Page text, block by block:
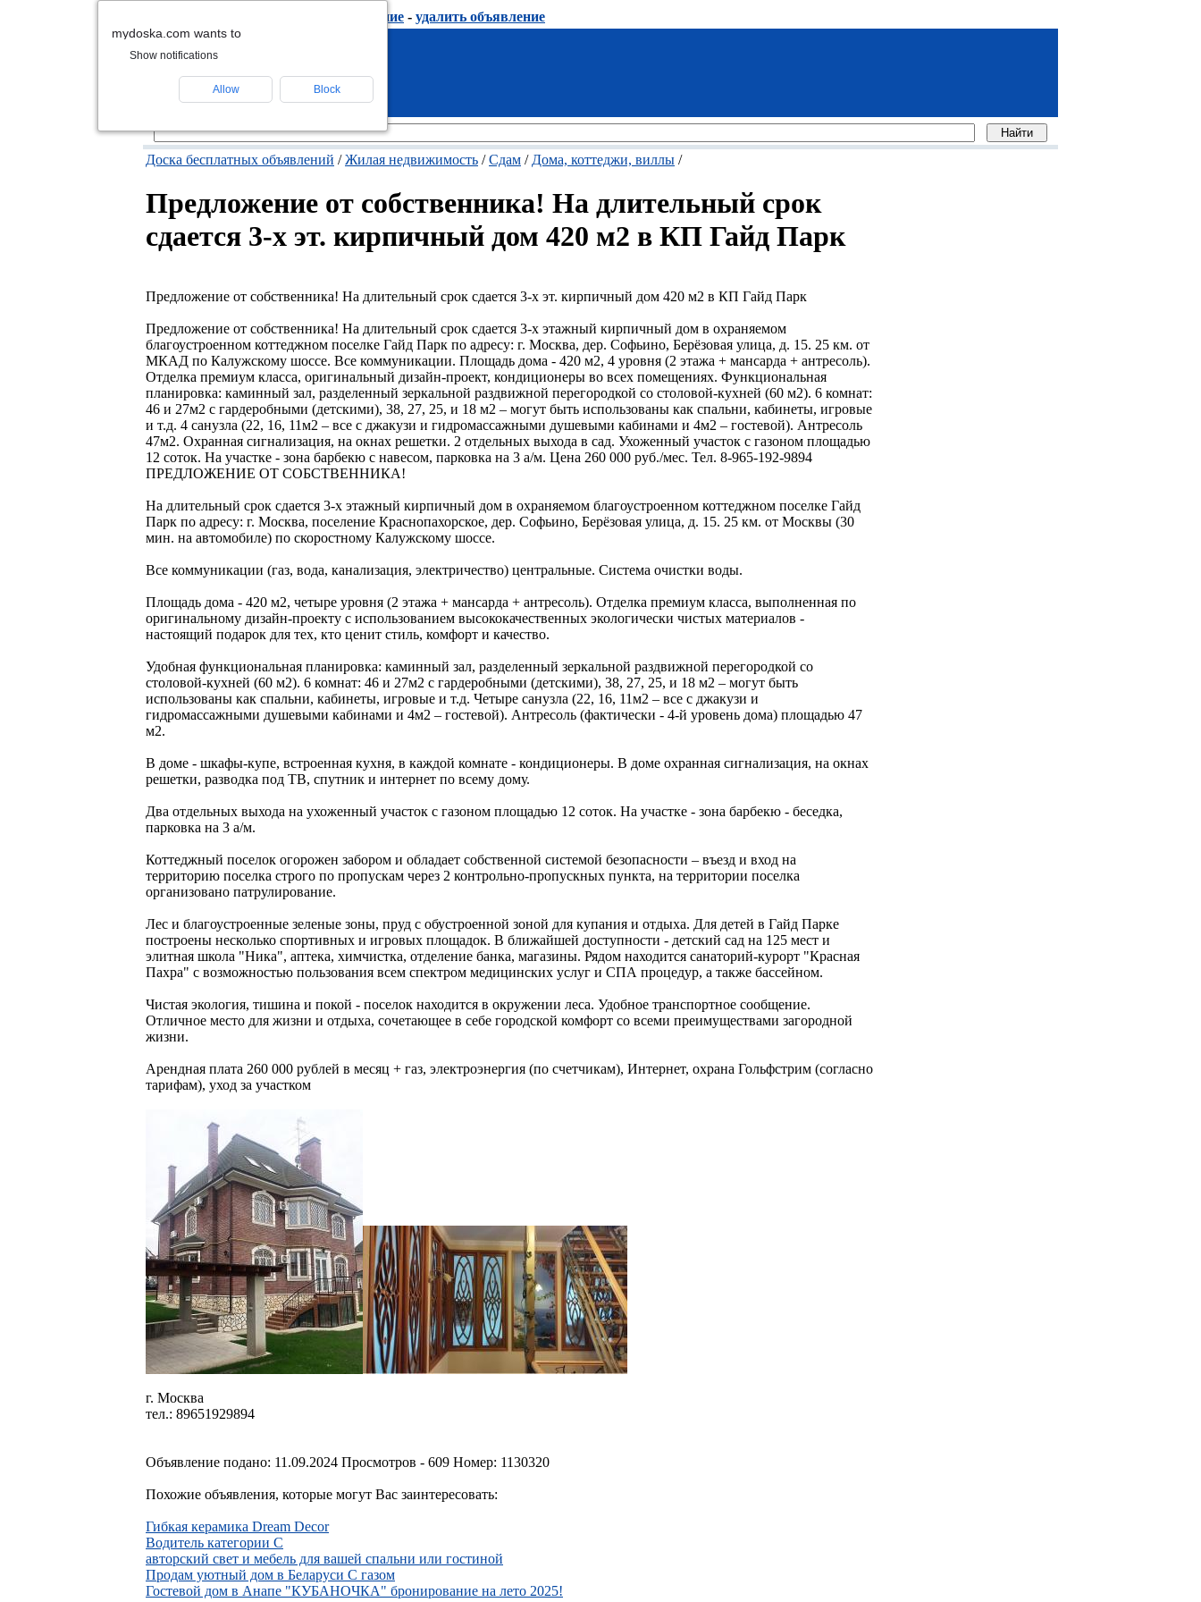
подать объявление - удалить объявление
Доска бесплатных объявлений /Жилая недвижимость /Сдам / Дома, коттеджи, виллы /
Предложение от собственника! На длительный срок
сдается 3-х эт. кирпичный дом 420 м2 в КП Гайд Парк
Предложение от собственника! На длительный срок сдается 3-х эт. кирпичный дом 420 м2 в КП Гайд Парк
Предложение от собственника! На длительный срок сдается 3-х этажный кирпичный дом в охраняемом
благоустроенном коттеджном поселке Гайд Парк по адресу: г. Москва, дер. Софьино, Берёзовая улица, д. 15. 25 км. от
МКАД по Калужскому шоссе. Все коммуникации. Площадь дома - 420 м2, 4 уровня (2 этажа + мансарда + антресоль).
Отделка премиум класса, оригинальный дизайн-проект, кондиционеры во всех помещениях. Функциональная
планировка: каминный зал, разделенный зеркальной раздвижной перегородкой со столовой-кухней (60 м2). 6 комнат:
46 и 27м2 с гардеробными (детскими), 38, 27, 25, и 18 м2 – могут быть использованы как спальни, кабинеты, игровые
и т.д. 4 санузла (22, 16, 11м2 – все с джакузи и гидромассажными душевыми кабинами и 4м2 – гостевой). Антресоль
47м2. Охранная сигнализация, на окнах решетки. 2 отдельных выхода в сад. Ухоженный участок с газоном площадью
12 соток. На участке - зона барбекю с навесом, парковка на 3 а/м. Цена 260 000 руб./мес. Тел. 8-965-192-9894
ПРЕДЛОЖЕНИЕ ОТ СОБСТВЕННИКА!
На длительный срок сдается 3-х этажный кирпичный дом в охраняемом благоустроенном коттеджном поселке Гайд
Парк по адресу: г. Москва, поселение Краснопахорское, дер. Софьино, Берёзовая улица, д. 15. 25 км. от Москвы (30
мин. на автомобиле) по скоростному Калужскому шоссе.
Все коммуникации (газ, вода, канализация, электричество) центральные. Система очистки воды.
Площадь дома - 420 м2, четыре уровня (2 этажа + мансарда + антресоль). Отделка премиум класса, выполненная по
оригинальному дизайн-проекту с использованием высококачественных экологически чистых материалов -
настоящий подарок для тех, кто ценит стиль, комфорт и качество.
Удобная функциональная планировка: каминный зал, разделенный зеркальной раздвижной перегородкой со
столовой-кухней (60 м2). 6 комнат: 46 и 27м2 с гардеробными (детскими), 38, 27, 25, и 18 м2 – могут быть
использованы как спальни, кабинеты, игровые и т.д. Четыре санузла (22, 16, 11м2 – все с джакузи и
гидромассажными душевыми кабинами и 4м2 – гостевой). Антресоль (фактически - 4-й уровень дома) площадью 47
м2.
В доме - шкафы-купе, встроенная кухня, в каждой комнате - кондиционеры. В доме охранная сигнализация, на окнах
решетки, разводка под ТВ, спутник и интернет по всему дому.
Два отдельных выхода на ухоженный участок с газоном площадью 12 соток. На участке - зона барбекю - беседка,
парковка на 3 а/м.
Коттеджный поселок огорожен забором и обладает собственной системой безопасности – въезд и вход на
территорию поселка строго по пропускам через 2 контрольно-пропускных пункта, на территории поселка
организовано патрулирование.
Лес и благоустроенные зеленые зоны, пруд с обустроенной зоной для купания и отдыха. Для детей в Гайд Парке
построены несколько спортивных и игровых площадок. В ближайшей доступности - детский сад на 125 мест и
элитная школа "Ника", аптека, химчистка, отделение банка, магазины. Рядом находится санаторий-курорт "Красная
Пахра" с возможностью пользования всем спектром медицинских услуг и СПА процедур, а также бассейном.
Чистая экология, тишина и покой - поселок находится в окружении леса. Удобное транспортное сообщение.
Отличное место для жизни и отдыха, сочетающее в себе городской комфорт со всеми преимуществами загородной
жизни.
Арендная плата 260 000 рублей в месяц + газ, электроэнергия (по счетчикам), Интернет, охрана Гольфстрим (согласно
тарифам), уход за участком
г. Москва
тел.: 89651929894
Объявление подано: 11.09.2024 Просмотров - 609 Номер: 1130320
Похожие объявления, которые могут Вас заинтересовать:
Гибкая керамика Dream Decor
Водитель категории C
авторский свет и мебель для вашей спальни или гостиной
Продам уютный дом в Беларуси С газом
Гостевой дом в Анапе "КУБАНОЧКА" бронирование на лето 2025!
mydoska.com wants to
Show notifications
Allow Block